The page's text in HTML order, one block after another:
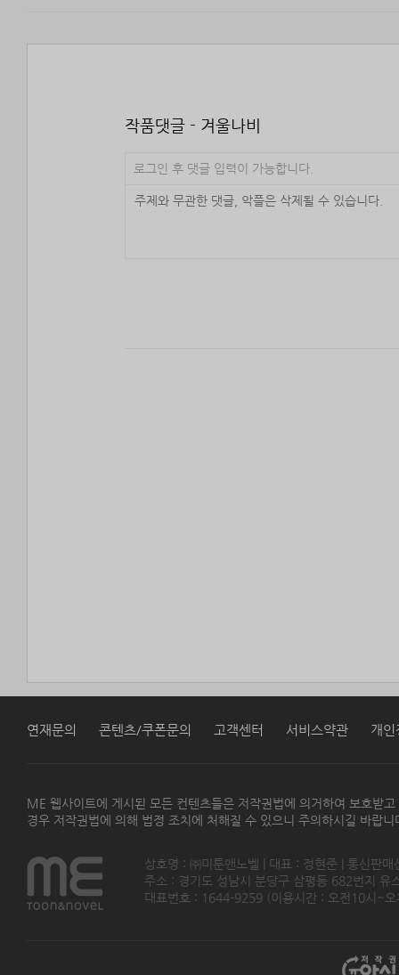
작품댓글 - 겨울나비
로그인 후 댓글 입력이 가능합니다.
연재문의 콘텐츠/쿠폰문의 고객센터 서비스약관 개인
ME 웹사이트에 게시된 모든 컨텐츠들은 저작권법에 의거하여 보호받
경우 저작권법에 의해 법정 조치에 처해질 수 있으니 주의하시길 바랍니
상호명 : ㈜미툰앤노벨 | 대표 : 정현준 | 통신판
주소 : 경기도 성남시 분당구 삼평동 682번지
대표번호 : 1644-9259 (이용시간 : 오전10시~